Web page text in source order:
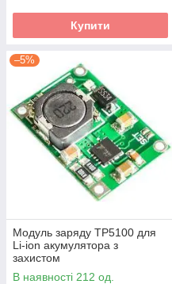
Купити
–5%
Модуль заряду TP5100 для
Li-ion акумулятора з
захистом
В наявності 212 од.